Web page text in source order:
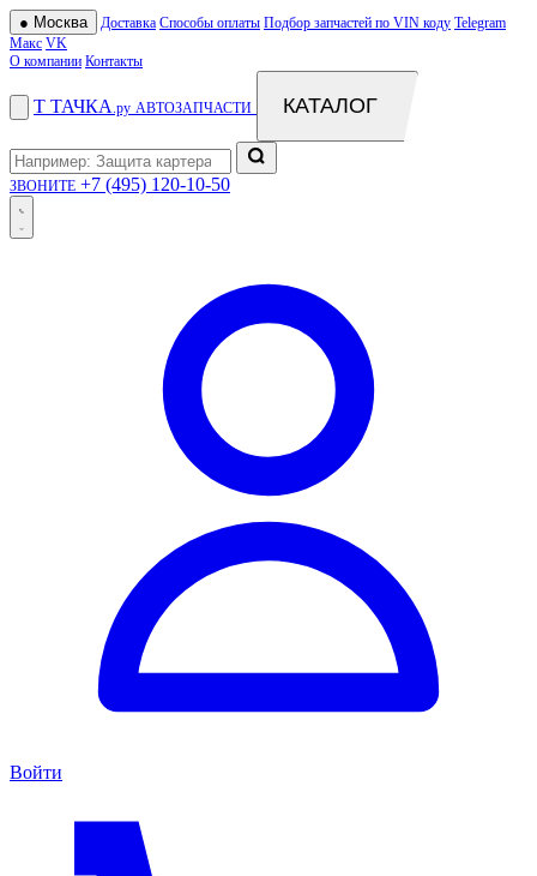
● Москва Доставка Способы оплаты Подбор запчастей по VIN коду Telegram
Макс VK
О компании Контакты
Т ТАЧКА .ру АВТОЗАПЧАСТИ КАТАЛОГ
ЗВОНИТЕ +7 (495) 120-10-50
Войти